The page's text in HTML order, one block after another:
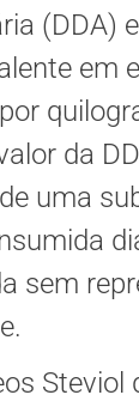
(DDA)
em
da
uma
sem
Steviol